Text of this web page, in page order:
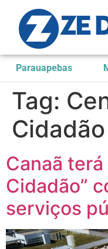
Parauapebas
Tag:
Cidadão
Canaã
Cidadão”
serviços